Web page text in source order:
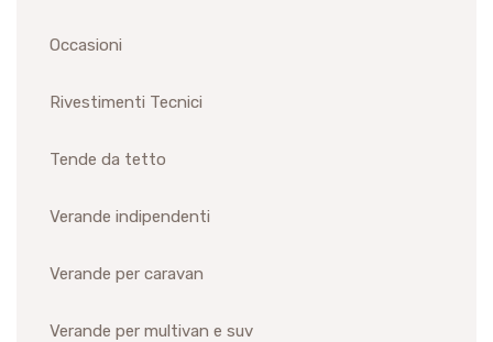
Occasioni
Rivestimenti Tecnici
Tende da tetto
Verande indipendenti
Verande per caravan
Verande per multivan e suv